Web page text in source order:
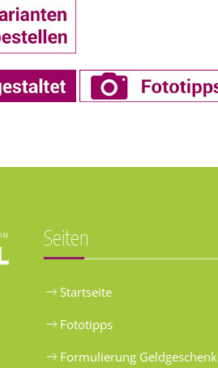
Seiten
Startseite
Fototipps
Formulierung Geldgeschenk